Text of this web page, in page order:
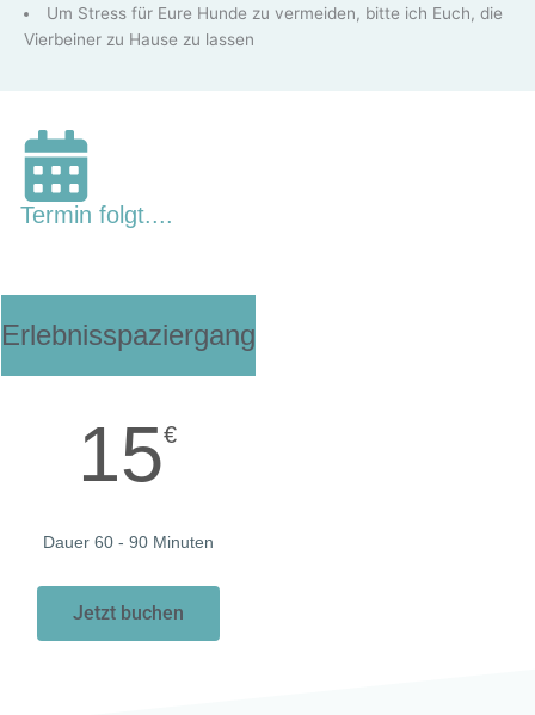
Um Stress für Eure Hunde zu vermeiden, bitte ich Euch, die
Vierbeiner zu Hause zu lassen
Termin folgt....
Erlebnisspaziergang
15€
Dauer 60 - 90 Minuten
Jetzt buchen